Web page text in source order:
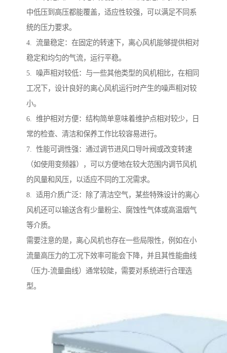
中低压到高压都能覆盖，适应性较强，可以满足不同系
统的压力要求。
4. 流量稳定：在固定的转速下，离心风机能够提供相对
稳定和均匀的气流，运行平稳。
5. 噪声相对较低：与一些其他类型的风机相比，在相同
工况下，设计良好的离心风机运行时产生的噪声相对较
小。
6. 维护相对方便：结构简单意味着维护点相对较少，日
常的检查、清洁和保养工作比较容易进行。
7. 性能可调性强：通过调节进风口导叶阀或改变转速
（如使用变频器），可以方便地在较大范围内调节风机
的风量和风压，以适应不同的工况需求。
8. 适用介质广泛：除了清洁空气，某些特殊设计的离心
风机还可以输送含有少量粉尘、腐蚀性气体或高温烟气
等介质。
需要注意的是，离心风机也存在一些局限性，例如在小
流量高压力的工况下效率可能会下降，并且其性能曲线
（压力-流量曲线）通常较陡，需要对系统进行合理选
型。